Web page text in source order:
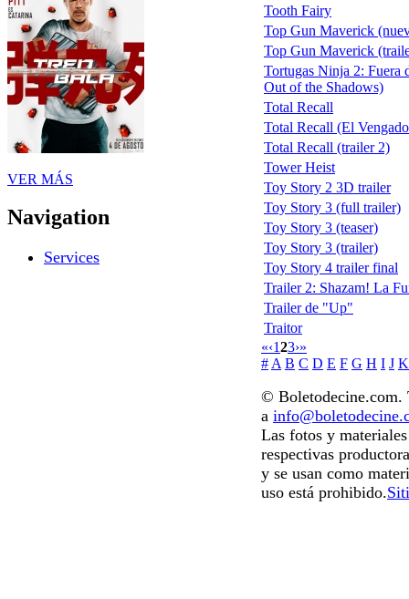
VER MÁS
Navigation
Services
Tooth Fairy
Top Gun Maverick
Top Gun Maverick
Tortugas Ninja 2: Fuera
Out of the Shadows)
Total Recall
Total Recall (El
Total Recall (trailer 2)
Tower Heist
Toy Story 2 3D trailer
Toy Story 3 (full trailer)
Toy Story 3 (teaser)
Toy Story 3 (trailer)
Toy Story 4 trailer final
Trailer 2: Shazam! La
Trailer de "Up"
Traitor
«‹123›»
# A B C D E F G H I J K
© Boletodecine.com.
a
Las fotos y
respectivas
y se usan como
uso está prohibido.